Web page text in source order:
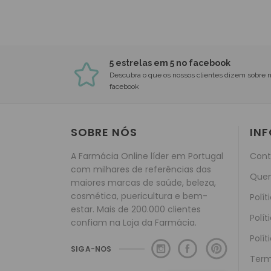
5 estrelas em 5 no facebook
Descubra o que os nossos clientes dizem sobre
facebook
SOBRE NÓS
A Farmácia Online líder em Portugal
com milhares de referências das
maiores marcas de saúde, beleza,
cosmética, puericultura e bem-
estar. Mais de 200.000 clientes
confiam na Loja da Farmácia.
SIGA-NOS